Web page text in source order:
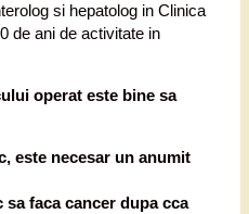
si hepatolog in Clinica
de ani de activitate in
operat este bine sa
este necesar un anumit
faca cancer dupa cca